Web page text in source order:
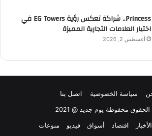
Princess.. شراكة تعكس رؤية EG Towers في
اختيار العلامات التجارية المميزة
أغسطس 2, 2026
سياسة الخصوصية
اتصل بنا
محفوظة يوم جديد @ 2021
الأخبار اقتصاد أسواق فيديو منوعات